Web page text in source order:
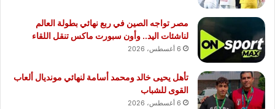
مصر تواجه الصين في ربع نهائي بطولة العالم
لناشئات اليد.. وأون سبورت ماكس تنقل اللقاء
6 أغسطس، 2026
تأهل يحيى خالد ومحمد أسامة لنهائي مونديال ألعاب
القوى للشباب
6 أغسطس، 2026